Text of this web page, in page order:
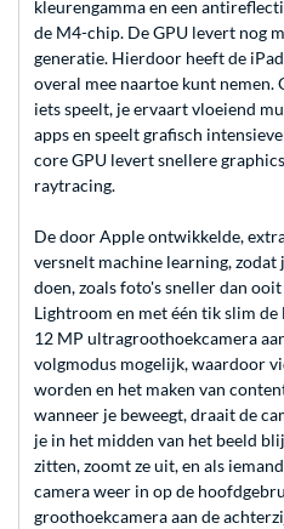
kleurengamma en een
de M4-chip. De GPU levert nog
generatie. Hierdoor heeft de
overal mee naartoe kunt nemen.
iets speelt, je ervaart vloeiend
apps en speelt grafisch
core GPU levert snellere
raytracing.
De door Apple ontwikkelde,
versnelt machine learning,
doen, zoals foto's sneller dan
Lightroom en met één tik slim
12 MP ultragroothoekcamera
volgmodus mogelijk, waardoor
worden en het maken van
wanneer je beweegt, draait de
je in het midden van het beeld
zitten, zoomt ze uit, en als
camera weer in op de
groothoekcamera aan de